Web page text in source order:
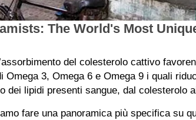
del colesterolo cattivo
Omega 3, Omega 6 e Omega 9 i quali
dei lipidi presenti sangue, dal colesterolo
fare una panoramica più specifica su